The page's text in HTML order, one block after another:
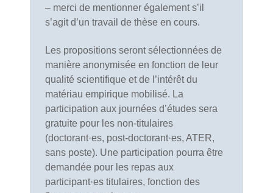
– merci de mentionner également s’il
s’agit d’un travail de thèse en cours.
Les propositions seront sélectionnées de
manière anonymisée en fonction de leur
qualité scientifique et de l’intérêt du
matériau empirique mobilisé. La
participation aux journées d’études sera
gratuite pour les non-titulaires
(doctorant·es, post-doctorant·es, ATER,
sans poste). Une participation pourra être
demandée pour les repas aux
participant·es titulaires, fonction des